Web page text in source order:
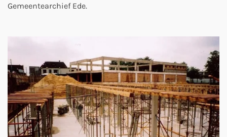
Gemeentearchief Ede.